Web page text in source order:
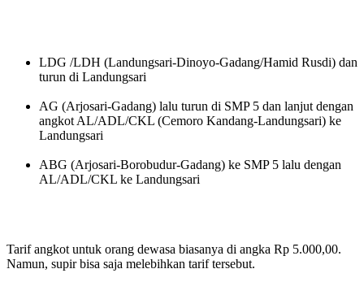
LDG /LDH (Landungsari-Dinoyo-Gadang/Hamid Rusdi) dan
turun di Landungsari
AG (Arjosari-Gadang) lalu turun di SMP 5 dan lanjut dengan
angkot AL/ADL/CKL (Cemoro Kandang-Landungsari) ke
Landungsari
ABG (Arjosari-Borobudur-Gadang) ke SMP 5 lalu dengan
AL/ADL/CKL ke Landungsari
Tarif angkot untuk orang dewasa biasanya di angka Rp 5.000,00.
Namun, supir bisa saja melebihkan tarif tersebut.